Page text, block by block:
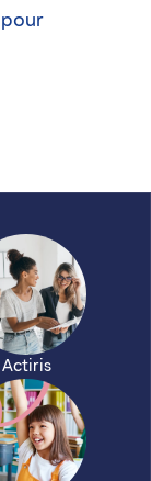
pour
Actiris